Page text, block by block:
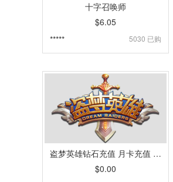
十字召唤师
$6.05
*****
5030 已购
盗梦英雄钻石充值 月卡充值 手游充值 IOS系统 [自动发货]
$0.00